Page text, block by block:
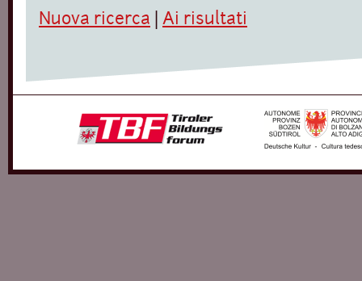
Nuova ricerca Ai risultati